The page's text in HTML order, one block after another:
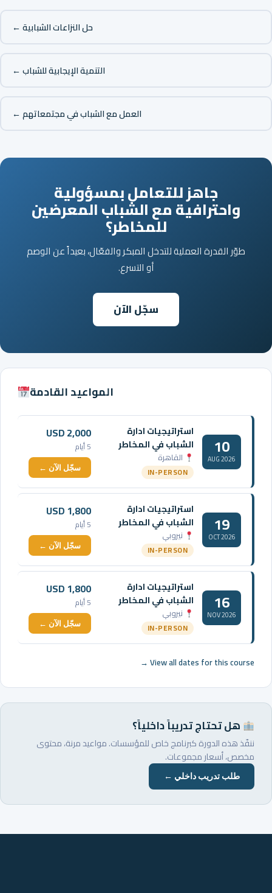
حل النزاعات الشبابية ←
التنمية الإيجابية للشباب ←
العمل مع الشباب في مجتمعاتهم ←
جاهز للتعامل بمسؤولية
واحترافية مع الشباب المعرضين
للمخاطر؟
طوّر القدرة العملية للتدخل المبكر والفعّال، بعيداً عن الوصم
أو التسرع.
سجّل الآن
المواعيد القادمة
10
AUG 2026
استراتيجيات ادارة
الشباب في المخاطر
القاهرة
IN-PERSON
USD 2,000
5 أيام
سجّل الآن ←
19
OCT 2026
استراتيجيات ادارة
الشباب في المخاطر
نيروبي
IN-PERSON
USD 1,800
5 أيام
سجّل الآن ←
16
NOV 2026
استراتيجيات ادارة
الشباب في المخاطر
نيروبي
IN-PERSON
USD 1,800
5 أيام
سجّل الآن ←
View all dates for this course →
هل تحتاج تدريباً داخلياً؟
ننفّذ هذه الدورة كبرنامج خاص للمؤسسات. مواعيد مرنة، محتوى
مخصص، أسعار مجموعات.
طلب تدريب داخلي ←